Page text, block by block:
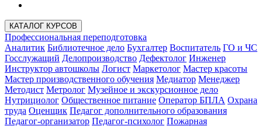
КАТАЛОГ КУРСОВ
Профессиональная переподготовка
Аналитик Библиотечное дело Бухгалтер Воспитатель ГО и ЧС
Госслужащий Делопроизводство Дефектолог Инженер
Инструктор автошколы Логист Маркетолог Мастер красоты
Мастер производственного обучения Медиатор Менеджер
Методист Метролог Музейное и экскурсионное дело
Нутрициолог Общественное питание Оператор БПЛА Охрана
труда Оценщик Педагог дополнительного образования
Педагог-организатор Педагог-психолог Пожарная